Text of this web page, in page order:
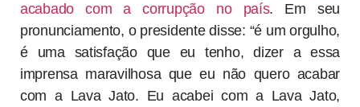
acabado com a corrupção no país. Em seu
pronunciamento, o presidente disse: “é um orgulho,
é uma satisfação que eu tenho, dizer a essa
imprensa maravilhosa que eu não quero acabar
com a Lava Jato. Eu acabei com a Lava Jato,